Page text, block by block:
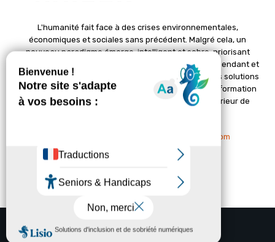
L'humanité fait face à des crises environnementales,
économiques et sociales sans précédent. Malgré cela, un
nouveau paradigme émerge, intelligent et sobre, priorisant
l'épanouissement de la vie. Le magazine Kaizen, indépendant et
positif, met en lumière des initiatives pionnières et des solutions
créatives pour un avenir meilleur. Il croit en une transformation
profonde des sociétés grâce à un changement intérieur de
contact@kaizen-magazine.com
A propos
Contact